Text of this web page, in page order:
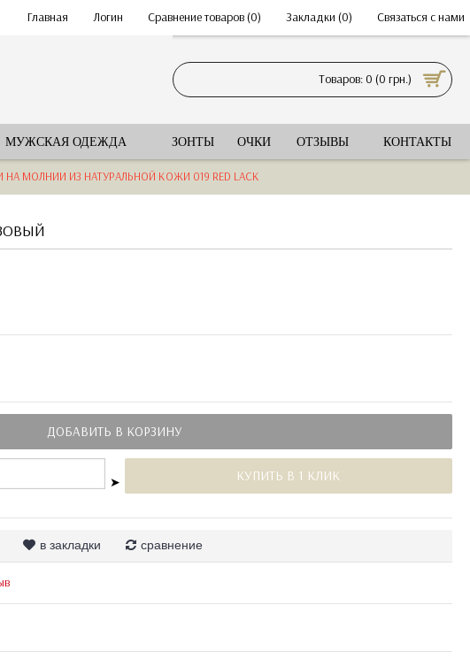
Главная Логин Сравнение товаров (0) Закладки (0) Связаться с нами
Товаров: 0 (0 грн.)
МУЖСКАЯ ОДЕЖДА ЗОНТЫ ОЧКИ ОТЗЫВЫ КОНТАКТЫ
МОЛНИИ ИЗ НАТУРАЛЬНОЙ КОЖИ 019 RED LACK
ДОБАВИТЬ В КОРЗИНУ
➤ КУПИТЬ В 1 КЛИК
в закладки сравнение